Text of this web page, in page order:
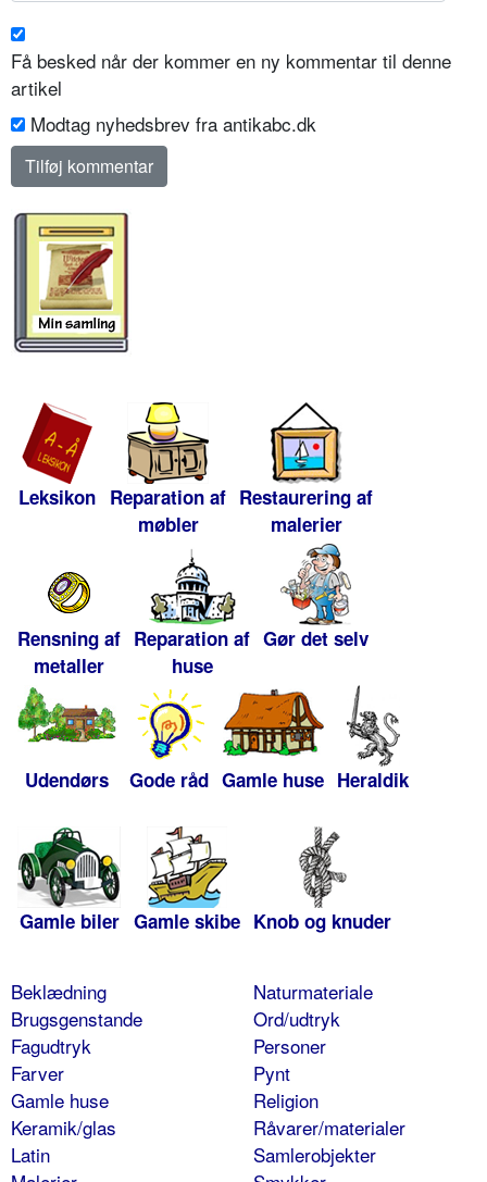
Få besked når der kommer en ny kommentar til denne
artikel
Modtag nyhedsbrev fra antikabc.dk
Leksikon Reparation af
møbler
Restaurering af
malerier
Rensning af
metaller
Reparation af
huse
Gør det selv
Udendørs Gode råd Gamle huse Heraldik
Gamle biler Gamle skibe Knob og knuder
Beklædning
Brugsgenstande
Fagudtryk
Farver
Gamle huse
Keramik/glas
Latin
Naturmateriale
Ord/udtryk
Personer
Pynt
Religion
Råvarer/materialer
Samlerobjekter